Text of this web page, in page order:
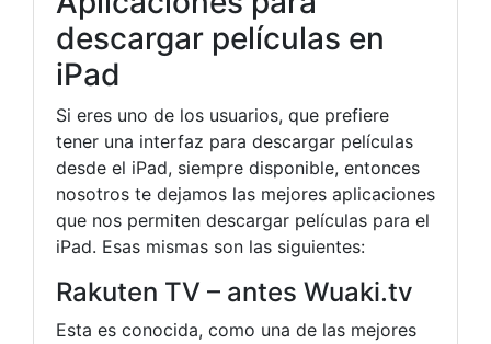
descargar películas en
iPad
Si eres uno de los usuarios, que prefiere
tener una interfaz para descargar películas
desde el iPad, siempre disponible, entonces
nosotros te dejamos las mejores aplicaciones
que nos permiten descargar películas para el
iPad. Esas mismas son las siguientes:
Rakuten TV – antes Wuaki.tv
Esta es conocida, como una de las mejores